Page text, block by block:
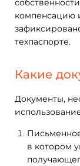
компенсацию
техпаспорте.
Какие
Документы,
в котором